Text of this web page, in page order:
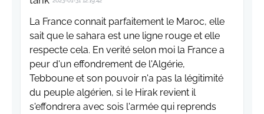
La France connait parfaitement le Maroc, elle
sait que le sahara est une ligne rouge et elle
respecte cela. En verité selon moi la France a
peur d'un effondrement de l'Algérie,
Tebboune et son pouvoir n'a pas la légitimité
du peuple algérien, si le Hirak revient il
s'effondrera avec sois l'armée qui reprends